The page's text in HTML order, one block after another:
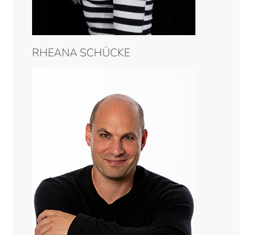
RHEANA SCHÜCKE